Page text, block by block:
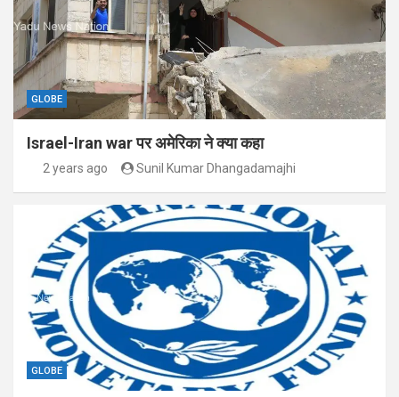
GLOBE
Israel-Iran war पर अमेरिका ने क्या कहा
2 years ago Sunil Kumar Dhangadamajhi
GLOBE